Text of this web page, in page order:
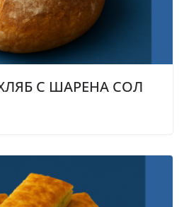
С ШАРЕНА СОЛ